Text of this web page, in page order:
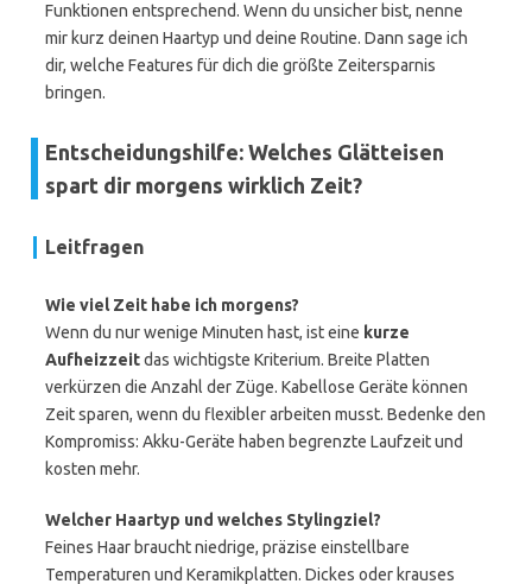
Funktionen entsprechend. Wenn du unsicher bist, nenne
mir kurz deinen Haartyp und deine Routine. Dann sage ich
dir, welche Features für dich die größte Zeitersparnis
bringen.
Entscheidungshilfe: Welches Glätteisen
spart dir morgens wirklich Zeit?
Leitfragen
Wie viel Zeit habe ich morgens?
Wenn du nur wenige Minuten hast, ist eine kurze
Aufheizzeitdas wichtigste Kriterium. Breite Platten
verkürzen die Anzahl der Züge. Kabellose Geräte können
Zeit sparen, wenn du flexibler arbeiten musst. Bedenke den
Kompromiss: Akku-Geräte haben begrenzte Laufzeit und
kosten mehr.
Welcher Haartyp und welches Stylingziel?
Feines Haar braucht niedrige, präzise einstellbare
Temperaturen und Keramikplatten. Dickes oder krauses